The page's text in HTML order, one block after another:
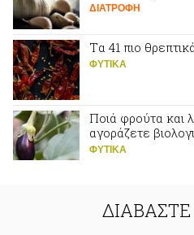
ΔΙΑΤΡΟΦΗ
Tα 41 πιο
ΦΥΤΙΚA
Ποιά φρούτα και
αγοράζετε
ΦΥΤΙΚA